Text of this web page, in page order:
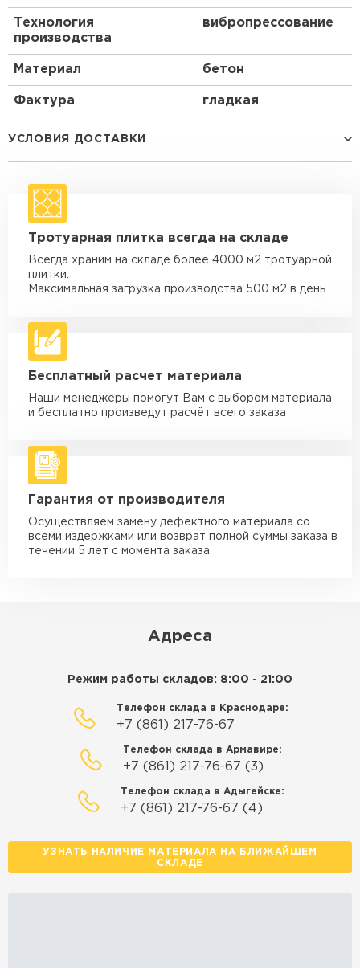
Технология
производства
вибропрессование
Материал бетон
Фактура гладкая
УСЛОВИЯ ДОСТАВКИ
Способ доставки
Машина - 1,5 тн до 14 м3
макс. длина груза 4 м
Машина - 1,5 тн до 20 м3
макс. длина груза 4 м
макс. длина груза 6 м
Машина - 5 тн до 30 м3
макс. длина груза 6 м
Машина - 10 тн до 50 м3
от 3 500 ₽
Машина - 20 тн до 80 м3
макс. длина груза 8 м
Манипулятор до 5 тн
макс. длина груза 5 м
Манипулятор до 10 тн
Тротуарная плитка всегда на складе
Всегда храним на складе более 4000 м2 тротуарной
плитки.
Максимальная загрузка производства 500 м2 в день.
Бесплатный расчет материала
Наши менеджеры помогут Вам с выбором материала
и бесплатно произведут расчёт всего заказа
Гарантия от производителя
Осуществляем замену дефектного материала со
всеми издержками или возврат полной суммы заказа в
течении 5 лет с момента заказа
Адреса
Режим работы складов: 8:00 - 21:00
Телефон склада в Краснодаре:
+7 (861) 217-76-67
Телефон склада в Армавире:
+7 (861) 217-76-67 (3)
Телефон склада в Адыгейске:
+7 (861) 217-76-67 (4)
УЗНАТЬ НАЛИЧИЕ МАТЕРИАЛА НА БЛИЖАЙШЕМ
СКЛАДЕ